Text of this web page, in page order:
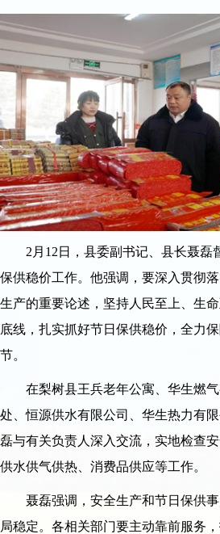
2月12日，县委副书记、县长聂磊
保供稳价工作。他强调，要深入贯彻
生产的重要论述，坚持人民至上、生
底线，扎实抓好节日保供稳价，全力
节。
在梨树县王兵老年公寓、华生燃气
处、恒源供水有限公司、华生热力有
磊与有关负责人深入交流，实地检查
供水供气供热、消费品供应等工作。
聂磊强调，安全生产和节日保供事
局稳定。各相关部门要主动靠前服务